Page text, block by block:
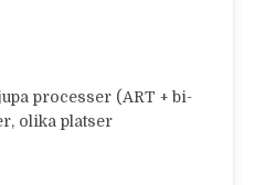
processer (ART + bi-
olika platser